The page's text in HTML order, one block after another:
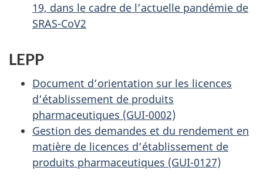
19, dans le cadre de l’actuelle pandémie de
SRAS-CoV2
LEPP
Document d’orientation sur les licences
d’établissement de produits
pharmaceutiques (GUI-0002)
Gestion des demandes et du rendement en
matière de licences d’établissement de
produits pharmaceutiques (GUI-0127)